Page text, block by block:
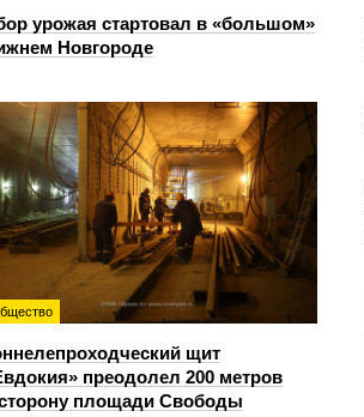
урожая стартовал в «большом»
Новгороде
щит
преодолел 200 метров
площади Свободы